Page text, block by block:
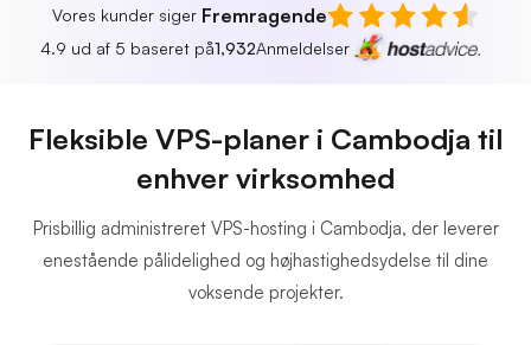
Vores kunder siger Fremragende
4.9 ud af 5 baseret på1,932Anmeldelser
Fleksible VPS-planer i Cambodja til
enhver virksomhed
Prisbillig administreret VPS-hosting i Cambodja, der leverer
enestående pålidelighed og højhastighedsydelse til dine
voksende projekter.